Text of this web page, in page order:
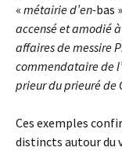
« métairie d’en-bas
accensé et amodié
affaires de messire
commendataire de
prieur du prieuré de
Ces exemples
distincts autour du